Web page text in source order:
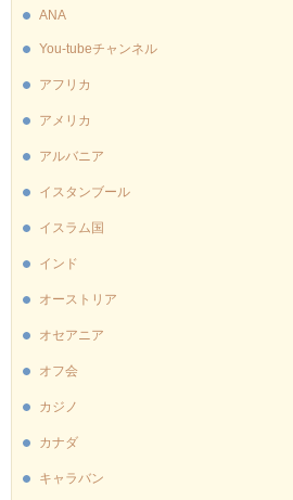
ANA
You-tubeチャンネル
アフリカ
アメリカ
アルバニア
イスタンブール
イスラム国
インド
オーストリア
オセアニア
オフ会
カジノ
カナダ
キャラバン